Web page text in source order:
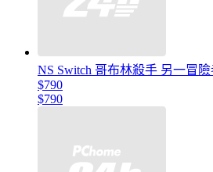
NS Switch 哥布林殺手 另一冒
$790
$790